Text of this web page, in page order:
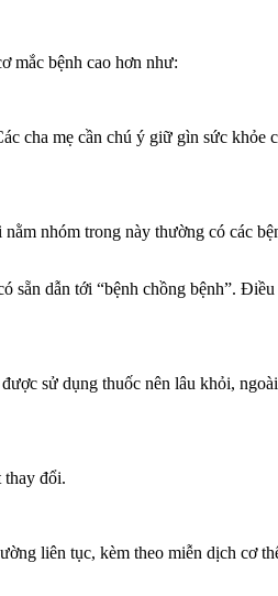
mắc bệnh cao hơn như:
cha mẹ cần chú ý giữ gìn sức khỏe
nhóm trong này thường có các
sẵn dẫn tới “bệnh chồng bệnh”.
sử dụng thuốc nên lâu khỏi, ngoài
thay đổi.
liên tục, kèm theo miễn dịch cơ